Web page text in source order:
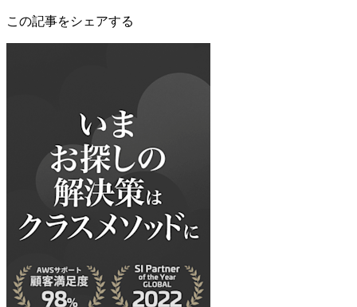
この記事をシェアする